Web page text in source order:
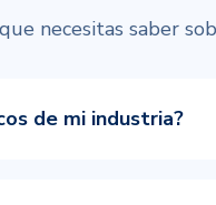
necesitas saber
de mi industria?